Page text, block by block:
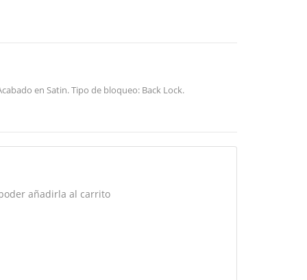
en Satin. Tipo de bloqueo: Back Lock.
añadirla al carrito